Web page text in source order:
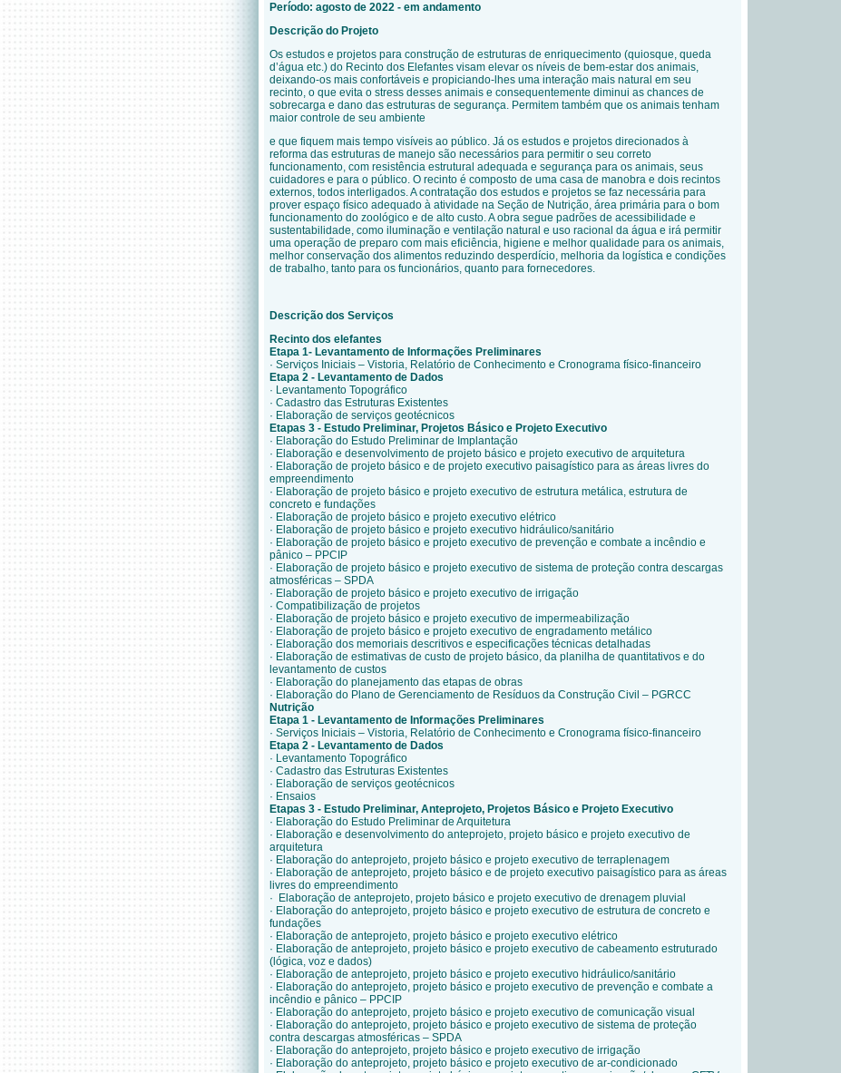
Período: agosto de 2022 - em andamento
Descrição do Projeto
Os estudos e projetos para construção de estruturas de enriquecimento (quiosque, queda
d’água etc.) do Recinto dos Elefantes visam elevar os níveis de bem-estar dos animais,
deixando-os mais confortáveis e propiciando-lhes uma interação mais natural em seu
recinto, o que evita o stress desses animais e consequentemente diminui as chances de
sobrecarga e dano das estruturas de segurança. Permitem também que os animais tenham
maior controle de seu ambiente
e que fiquem mais tempo visíveis ao público. Já os estudos e projetos direcionados à
reforma das estruturas de manejo são necessários para permitir o seu correto
funcionamento, com resistência estrutural adequada e segurança para os animais, seus
cuidadores e para o público. O recinto é composto de uma casa de manobra e dois recintos
externos, todos interligados. A contratação dos estudos e projetos se faz necessária para
prover espaço físico adequado à atividade na Seção de Nutrição, área primária para o bom
funcionamento do zoológico e de alto custo. A obra segue padrões de acessibilidade e
sustentabilidade, como iluminação e ventilação natural e uso racional da água e irá permitir
uma operação de preparo com mais eficiência, higiene e melhor qualidade para os animais,
melhor conservação dos alimentos reduzindo desperdício, melhoria da logística e condições
de trabalho, tanto para os funcionários, quanto para fornecedores.
Descrição dos Serviços
Recinto dos elefantes
Etapa 1- Levantamento de Informações Preliminares
· Serviços Iniciais – Vistoria, Relatório de Conhecimento e Cronograma físico-financeiro
Etapa 2 - Levantamento de Dados
· Levantamento Topográfico
· Cadastro das Estruturas Existentes
· Elaboração de serviços geotécnicos
Etapas 3 - Estudo Preliminar, Projetos Básico e Projeto Executivo
· Elaboração do Estudo Preliminar de Implantação
· Elaboração e desenvolvimento de projeto básico e projeto executivo de arquitetura
· Elaboração de projeto básico e de projeto executivo paisagístico para as áreas livres do
empreendimento
· Elaboração de projeto básico e projeto executivo de estrutura metálica, estrutura de
concreto e fundações
· Elaboração de projeto básico e projeto executivo elétrico
· Elaboração de projeto básico e projeto executivo hidráulico/sanitário
· Elaboração de projeto básico e projeto executivo de prevenção e combate a incêndio e
pânico – PPCIP
· Elaboração de projeto básico e projeto executivo de sistema de proteção contra descargas
atmosféricas – SPDA
· Elaboração de projeto básico e projeto executivo de irrigação
· Compatibilização de projetos
· Elaboração de projeto básico e projeto executivo de impermeabilização
· Elaboração de projeto básico e projeto executivo de engradamento metálico
· Elaboração dos memoriais descritivos e especificações técnicas detalhadas
· Elaboração de estimativas de custo de projeto básico, da planilha de quantitativos e do
levantamento de custos
· Elaboração do planejamento das etapas de obras
· Elaboração do Plano de Gerenciamento de Resíduos da Construção Civil – PGRCC
Nutrição
Etapa 1 - Levantamento de Informações Preliminares
· Serviços Iniciais – Vistoria, Relatório de Conhecimento e Cronograma físico-financeiro
Etapa 2 - Levantamento de Dados
· Levantamento Topográfico
· Cadastro das Estruturas Existentes
· Elaboração de serviços geotécnicos
· Ensaios
Etapas 3 - Estudo Preliminar, Anteprojeto, Projetos Básico e Projeto Executivo
· Elaboração do Estudo Preliminar de Arquitetura
· Elaboração e desenvolvimento do anteprojeto, projeto básico e projeto executivo de
arquitetura
· Elaboração do anteprojeto, projeto básico e projeto executivo de terraplenagem
· Elaboração de anteprojeto, projeto básico e de projeto executivo paisagístico para as áreas
livres do empreendimento
·
Elaboração de anteprojeto, projeto básico e projeto executivo de drenagem pluvial
· Elaboração do anteprojeto, projeto básico e projeto executivo de estrutura de concreto e
fundações
· Elaboração de anteprojeto, projeto básico e projeto executivo elétrico
· Elaboração de anteprojeto, projeto básico e projeto executivo de cabeamento estruturado
(lógica, voz e dados)
· Elaboração de anteprojeto, projeto básico e projeto executivo hidráulico/sanitário
· Elaboração do anteprojeto, projeto básico e projeto executivo de prevenção e combate a
incêndio e pânico – PPCIP
· Elaboração do anteprojeto, projeto básico e projeto executivo de comunicação visual
· Elaboração do anteprojeto, projeto básico e projeto executivo de sistema de proteção
contra descargas atmosféricas – SPDA
· Elaboração do anteprojeto, projeto básico e projeto executivo de irrigação
· Elaboração do anteprojeto, projeto básico e projeto executivo de ar-condicionado